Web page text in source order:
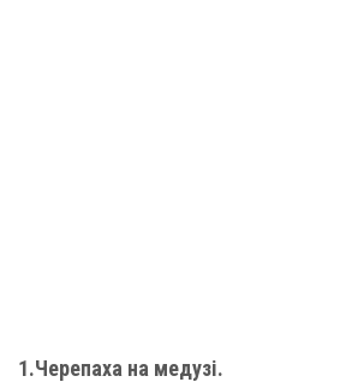
1.Черепаха на медузі.